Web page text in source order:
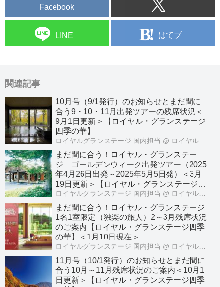
Facebook
LINE はてブ
関連記事
10月号（9/1発行）のお知らせとまだ間に
合う9・10・11月出発ツアーの残席状況＜
9月1日更新＞【ロイヤル・グランステージ
四季の華】
ロイヤルグランステージ 国内担当 @ ロイヤル・グランステージ
まだ間に合う！ロイヤル・グランステー
ジ ゴールデンウィーク出発ツアー（2025
年4月26日出発～2025年5月5日発）＜3月
19日更新＞【ロイヤル・グランステージ四
季の華】
ロイヤルグランステージ 国内担当 @ ロイヤル・グランステージ
まだ間に合う！ロイヤル・グランステージ
1名1室限定（独楽の旅人）2～3月残席状況
のご案内【ロイヤル・グランステージ四季
の華】＜1月10日現在＞
ロイヤルグランステージ 国内担当 @ ロイヤル・グランステージ
11月号（10/1発行）のお知らせとまだ間に
合う10月～11月残席状況のご案内＜10月1
日更新＞【ロイヤル・グランステージ四季